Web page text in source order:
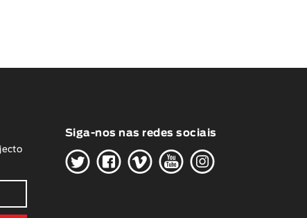
Siga-nos nas redes sociais
HGWOK